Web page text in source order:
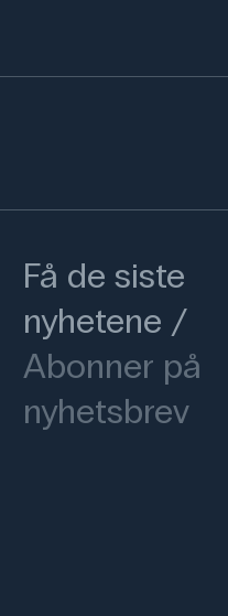
Få de siste
nyhetene
Abonner på
nyhetsbrev